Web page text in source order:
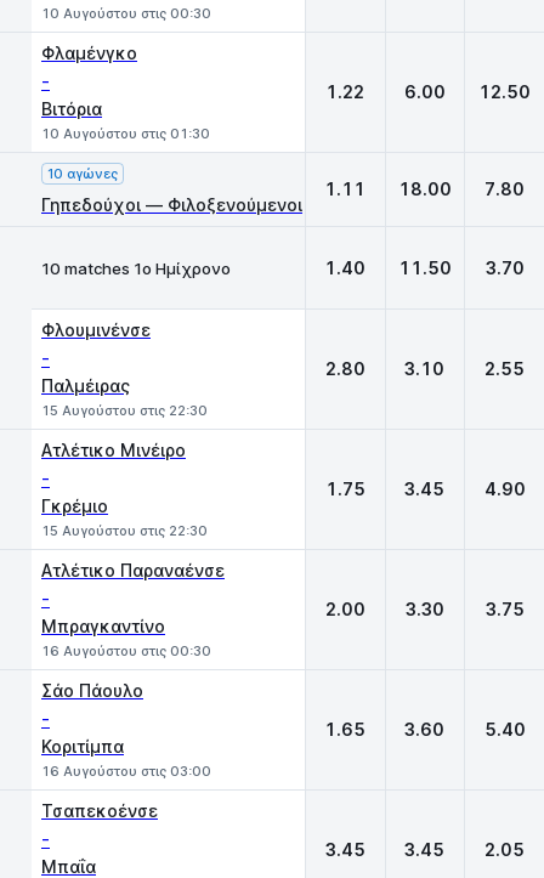
10 Αυγούστου στις 00:30
Φλαμένγκο
-
Βιτόρια
10 Αυγούστου στις 01:30
1.22 6.00 12.50
10 αγώνες
Γηπεδούχοι — Φιλοξενούμενοι
1.11 18.00 7.80
10 matches 1ο Ημίχρονο 1.40 11.50 3.70
Φλουμινένσε
-
Παλμέιρας
15 Αυγούστου στις 22:30
2.80 3.10 2.55
Ατλέτικο Μινέιρο
-
Γκρέμιο
15 Αυγούστου στις 22:30
1.75 3.45 4.90
Ατλέτικο Παραναένσε
-
Μπραγκαντίνο
16 Αυγούστου στις 00:30
2.00 3.30 3.75
Σάο Πάουλο
-
Κοριτίμπα
16 Αυγούστου στις 03:00
1.65 3.60 5.40
Τσαπεκοένσε
-
Μπαΐα
3.45 3.45 2.05